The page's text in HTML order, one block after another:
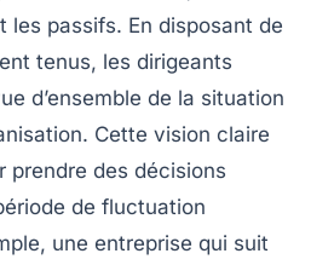
les passifs. En disposant de
tenus, les dirigeants
d’ensemble de la situation
Cette vision claire
prendre des décisions
de fluctuation
une entreprise qui suit